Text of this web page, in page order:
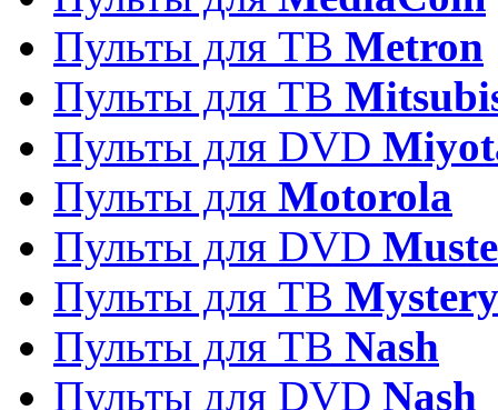
Пульты для ТВ Metron
Пульты для TB
Пульты для DVD
Пульты для Motorola
Пульты для DVD
Пульты для ТВ Mystery
Пульты для ТВ Nash
Пульты для DVD Nash